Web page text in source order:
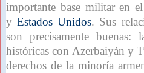
importante base militar en
yEstados Unidos. Sus
son precisamente buenas:
históricas con Azerbaiyán y
derechos de la minoría